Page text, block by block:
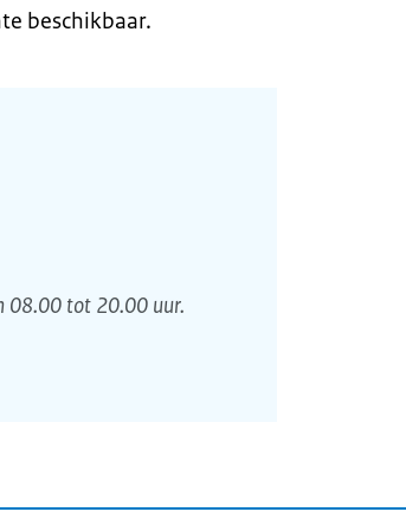
beschikbaar.
08.00 tot 20.00 uur.